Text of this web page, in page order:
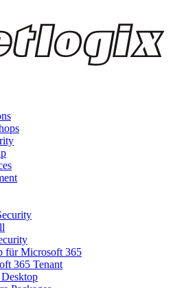
für Microsoft 365
365 Tenant